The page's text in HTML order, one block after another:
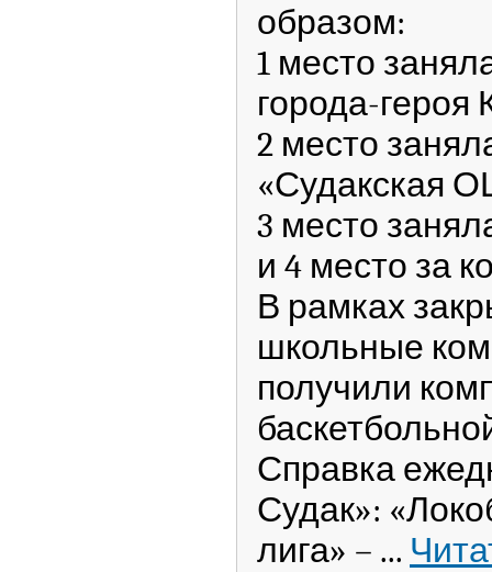
образом:
1 место
города-героя
2 место
«Судакская
3 место
и 4 место за
В рамках
школьные
получили
Справка
Судак»:
лига» – ...